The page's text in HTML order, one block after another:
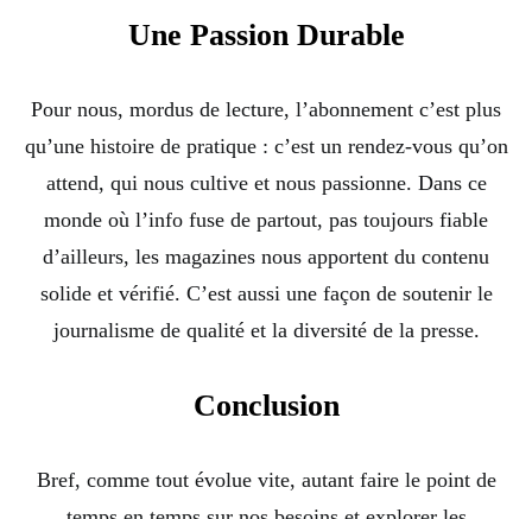
Une Passion Durable
Pour nous, mordus de lecture, l’abonnement c’est plus
qu’une histoire de pratique : c’est un rendez-vous qu’on
attend, qui nous cultive et nous passionne. Dans ce
monde où l’info fuse de partout, pas toujours fiable
d’ailleurs, les magazines nous apportent du contenu
solide et vérifié. C’est aussi une façon de soutenir le
journalisme de qualité et la diversité de la presse.
Conclusion
Bref, comme tout évolue vite, autant faire le point de